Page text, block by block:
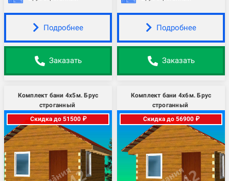
Подробнее
Заказать
Подробнее
Заказать
Комплект бани 4х5м. Брус
строганный
Скидка до 51500 ₽
Комплект бани 4х6м. Брус
строганный
Скидка до 56900 ₽